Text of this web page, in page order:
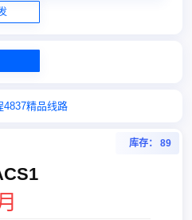
4837精品线路
库存： 89